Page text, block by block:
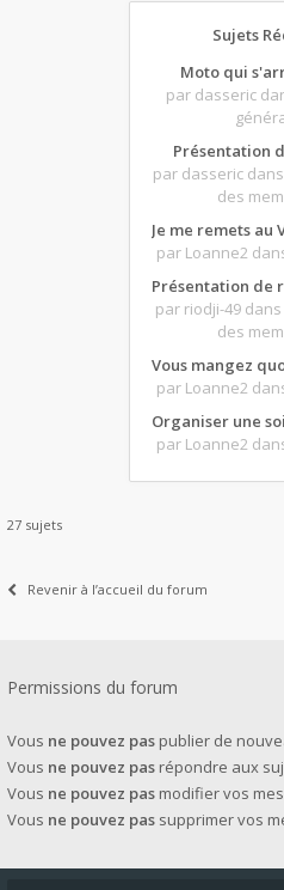
Sujets
Moto qui
par dasseric
Présentation
par dasseric
des
par Loanne2
par riodji-49
des
par Loanne2
par Loanne2
27 sujets
Revenir à l’accueil du forum
Permissions du forum
Vous ne pouvez pas publier de
Vous ne pouvez pas répondre aux
Vous ne pouvez pas modifier vos
Vous ne pouvez pas supprimer vos